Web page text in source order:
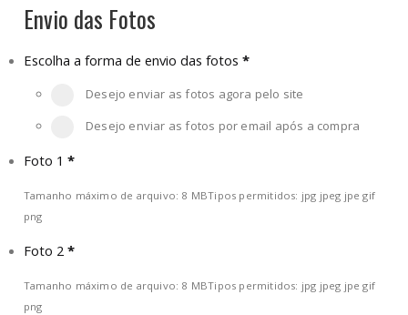
Envio das Fotos
Escolha a forma de envio das fotos *
Desejo enviar as fotos agora pelo site
Desejo enviar as fotos por email após a compra
Foto 1 *
Tamanho máximo de arquivo: 8 MBTipos permitidos: jpg jpeg jpe gif
png
Foto 2 *
Tamanho máximo de arquivo: 8 MBTipos permitidos: jpg jpeg jpe gif
png